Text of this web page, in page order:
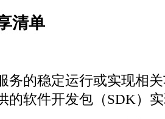
清单
务的稳定运行或实现相
的软件开发包（SDK）